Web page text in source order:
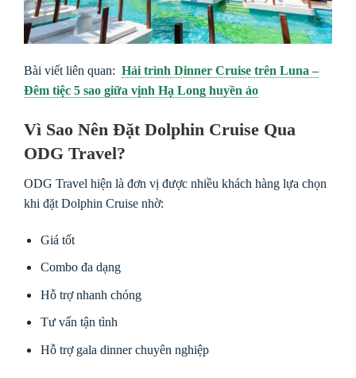
Bài viết liên quan: Hải trình Dinner Cruise trên Luna –
Đêm tiệc 5 sao giữa vịnh Hạ Long huyền ảo
Vì Sao Nên Đặt Dolphin Cruise Qua
ODG Travel?
ODG Travel hiện là đơn vị được nhiều khách hàng lựa chọn
khi đặt Dolphin Cruise nhờ:
Giá tốt
Combo đa dạng
Hỗ trợ nhanh chóng
Tư vấn tận tình
Hỗ trợ gala dinner chuyên nghiệp